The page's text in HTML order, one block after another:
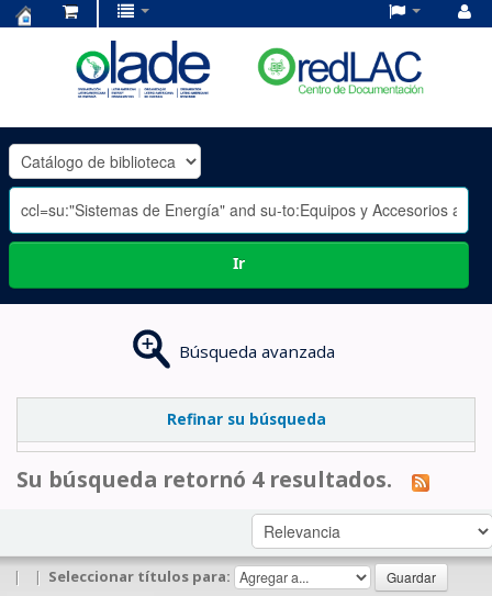
OLADE
-
Ir
Búsqueda avanzada
Refinar su búsqueda
Su búsqueda retornó 4 resultados.
| | Seleccionar títulos para: